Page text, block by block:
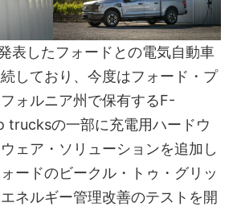
表したフォードとの電気自動車
しており、今度はフォード・プ
ォルニア州で保有するF-
trucksの一部に充電用ハードウ
ェア・ソリューションを追加し
ードのビークル・トゥ・グリッ
ネルギー管理改善のテストを開